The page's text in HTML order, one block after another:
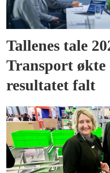
Tallenes tale
Transport økte
resultatet falt